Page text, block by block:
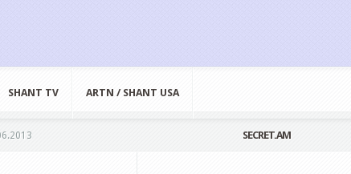
SHANT TV ARTN / SHANT USA
SECRET.AM